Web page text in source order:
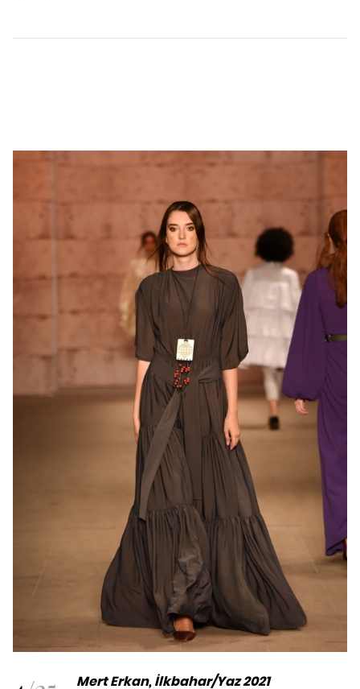
Mert Erkan, İlkbahar/Yaz 2021